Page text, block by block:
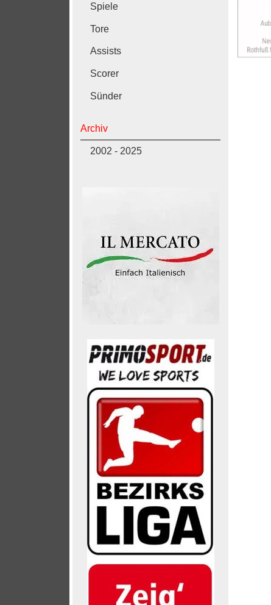
Spiele
Tore
Assists
Scorer
Sünder
Archiv
2002 - 2025